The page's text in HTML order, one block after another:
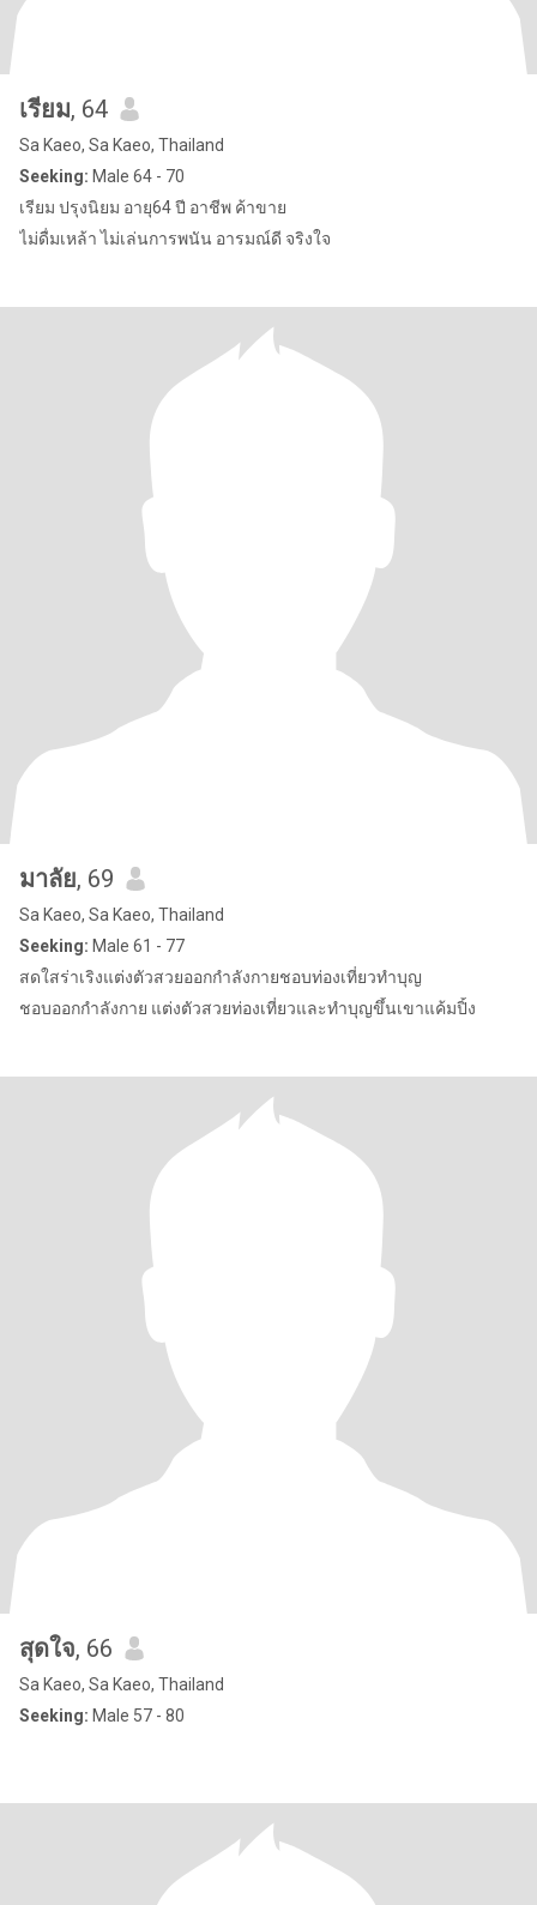
เรียม, 64
Sa Kaeo, Sa Kaeo, Thailand
Seeking: Male 64 - 70
เรียม ปรุงนิยม อายุ64 ปี อาชีพ ค้าขาย
ไม่ดื่มเหล้า ไม่เล่นการพนัน อารมณ์ดี จริงใจ
มาลัย, 69
Sa Kaeo, Sa Kaeo, Thailand
Seeking: Male 61 - 77
สดใสร่าเริงแต่งตัวสวยออกกำลังกายชอบท่องเที่ยวทำบุญ
ชอบออกกำลังกาย แต่งตัวสวยท่องเที่ยวและทำบุญขึ้นเขาแค้มปิ้ง
สุดใจ, 66
Sa Kaeo, Sa Kaeo, Thailand
Seeking: Male 57 - 80